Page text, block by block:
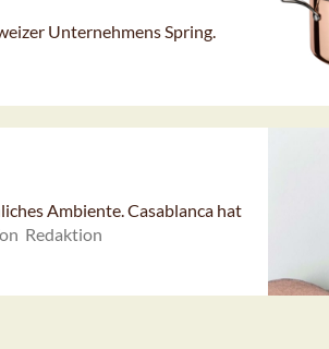
Unternehmens Spring.
Ambiente. Casablanca hat
Redaktion